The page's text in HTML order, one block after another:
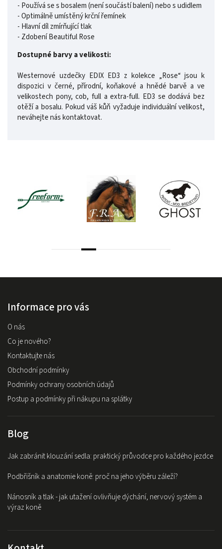
- Používá se s bosalem (není součástí balení) nebo s udidlem
- Optimálně umístěný krční řemínek
- Hlavní díl zmírňující tlak
- Zdobení Beautiful Rose
Dostupné barvy a velikosti:
Westernové uzdečky EDIX ED3 z kolekce „Rose“ jsou k
dispozici v černé, přírodní, koňakové a hnědé barvě a ve
velikostech pony, cob, full a extra-full. ED3 se dodává bez
otěží a bosalu. Pokud váš kůň vyžaduje individuální velikost,
neváhejte nás kontaktovat.
Informace pro vás
O nás
Co je nového?
Kontaktujte nás
Obchodní podmínky
Podmínky ochrany osobních údajů
Postup a podmínky při nákupu na splátky
Blog
Jak zabránit klouzání sedla: praktický průvodce pro každého jezdce
Podbřišník a anatomie koně: proč na jeho výběru záleží?
Nánosník a tlak - jak utažení ovlivňuje dýchání, nervový systém a
výraz koně